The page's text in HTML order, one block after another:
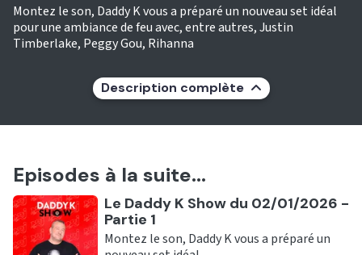
Montez le son, Daddy K vous a préparé un nouveau set idéal
pour une ambiance de feu avec, entre autres, Justin
Timberlake, Peggy Gou, Rihanna
Description complète
Episodes à la suite...
Ecouter
Le Daddy K Show du 02/01/2026 -
Partie 1
Montez le son, Daddy K vous a préparé un